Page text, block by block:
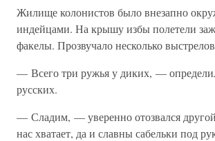
Жилище колонистов было внезапно
индейцами. На крышу избы полетели
факелы. Прозвучало несколько
— Всего три ружья у диких, —
русских.
— Сладим, — уверенно отозвался
нас хватает, да и славны сабельки под